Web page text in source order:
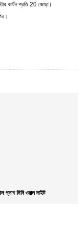
কার্টন প্রতি 20 জোড়া।
প্লাগ মিনি ওয়াল লাইট